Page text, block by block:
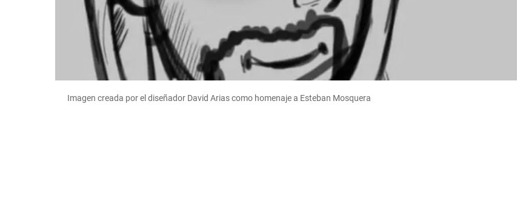
Imagen creada por el diseñador David Arias como homenaje a Esteban Mosquera